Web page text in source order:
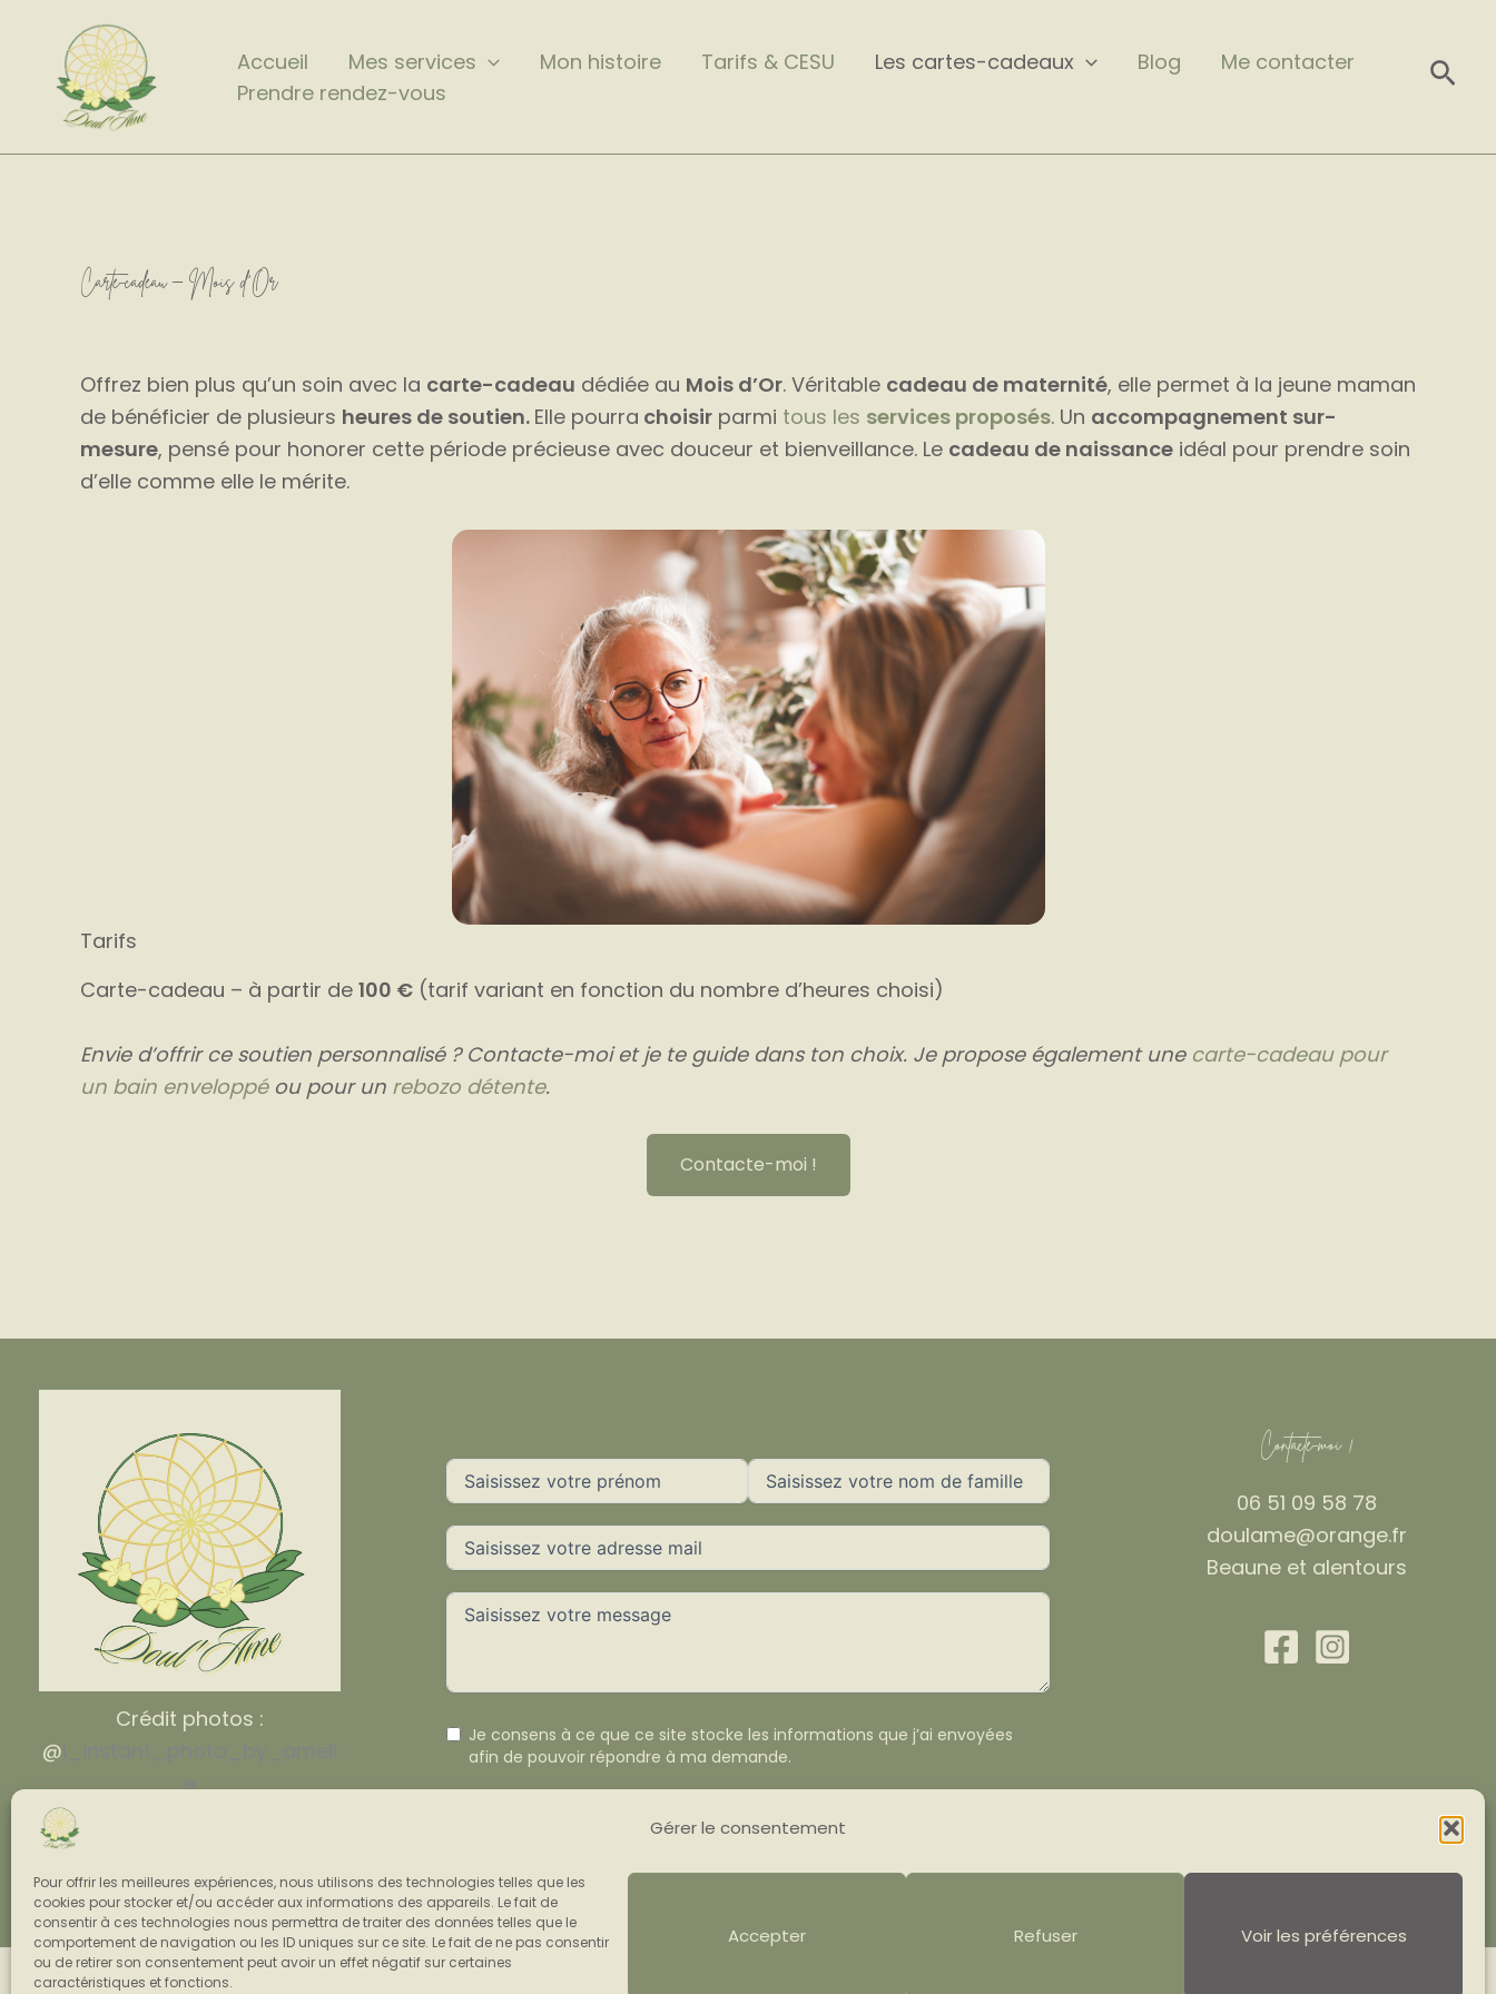
Gérer le consentement
Pour offrir les meilleures expériences, nous utilisons des technologies telles que les
cookies pour stocker et/ou accéder aux informations des appareils. Le fait de
consentir à ces technologies nous permettra de traiter des données telles que le
comportement de navigation ou les ID uniques sur ce site. Le fait de ne pas consentir
ou de retirer son consentement peut avoir un effet négatif sur certaines
caractéristiques et fonctions.
Accepter Refuser Voir les préférences
contenu
Accueil Mes services Mon histoire Tarifs & CESU Les cartes-cadeaux Blog
Me contacter
Prendre rendez-vous
Carte-cadeau – Mois d’Or
Offrez bien plus qu’un soin avec la carte-cadeau dédiée au Mois d’Or. Véritable cadeau de maternité, elle permet à la jeune maman
de bénéficier de plusieurs heures de soutien. Elle pourra choisir parmi tous les services proposés. Un accompagnement sur-
mesure, pensé pour honorer cette période précieuse avec douceur et bienveillance. Le cadeau de naissance idéal pour prendre soin
d’elle comme elle le mérite.
Tarifs
Carte-cadeau – à partir de 100 € (tarif variant en fonction du nombre d’heures choisi)
Envie d’offrir ce soutien personnalisé ? Contacte-moi et je te guide dans ton choix. Je propose également une carte-cadeau pour
un bain enveloppéou pour un rebozo détente.
Contacte-moi !
Crédit photos :
@
e
Je consens à ce que ce site stocke les informations que j’ai envoyées
afin de pouvoir répondre à ma demande.
Envoyer
Contacte-moi !
06 51 09 58 78
doulame@orange.fr
Beaune et alentours